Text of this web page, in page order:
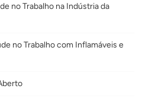
no Trabalho na Indústria da
no Trabalho com Inflamáveis e